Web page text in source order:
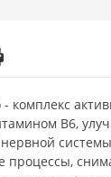
комплекс
B6,